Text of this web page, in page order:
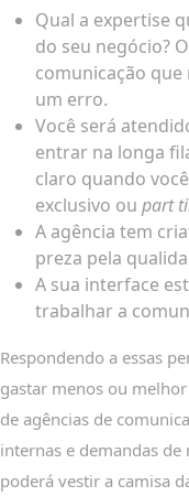
Qual a expertise
do seu negócio?
comunicação
um erro.
Você será
entrar na longa
claro quando
exclusivo ou part
A agência tem
preza pela
A sua interface
trabalhar a
Respondendo a essas
gastar menos ou
de agências de
internas e demandas
poderá vestir a camisa